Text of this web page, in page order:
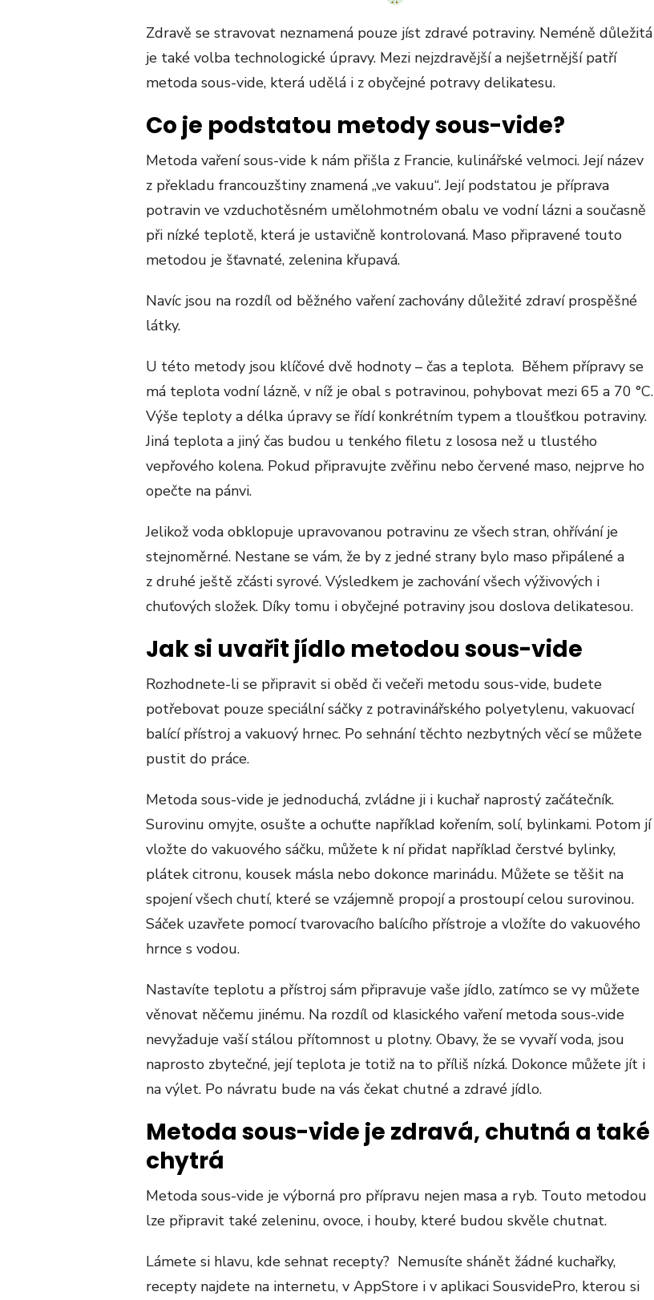
Zdravě se stravovat neznamená pouze jíst zdravé potraviny. Neméně důležitá
je také volba technologické úpravy. Mezi nejzdravější a nejšetrnější patří
metoda sous-vide, která udělá i z obyčejné potravy delikatesu.
Co je podstatou metody sous-vide?
Metoda vaření sous-vide k nám přišla z Francie, kulinářské velmoci. Její název
z překladu francouzštiny znamená „ve vakuu“. Její podstatou je příprava
potravin ve vzduchotěsném umělohmotném obalu ve vodní lázni a současně
při nízké teplotě, která je ustavičně kontrolovaná. Maso připravené touto
metodou je šťavnaté, zelenina křupavá.
Navíc jsou na rozdíl od běžného vaření zachovány důležité zdraví prospěšné
látky.
U této metody jsou klíčové dvě hodnoty – čas a teplota. Během přípravy se
má teplota vodní lázně, v níž je obal s potravinou, pohybovat mezi 65 a 70 °C.
Výše teploty a délka úpravy se řídí konkrétním typem a tloušťkou potraviny.
Jiná teplota a jiný čas budou u tenkého filetu z lososa než u tlustého
vepřového kolena. Pokud připravujte zvěřinu nebo červené maso, nejprve ho
opečte na pánvi.
Jelikož voda obklopuje upravovanou potravinu ze všech stran, ohřívání je
stejnoměrné. Nestane se vám, že by z jedné strany bylo maso připálené a
z druhé ještě zčásti syrové. Výsledkem je zachování všech výživových i
chuťových složek. Díky tomu i obyčejné potraviny jsou doslova delikatesou.
Jak si uvařit jídlo metodou sous-vide
Rozhodnete-li se připravit si oběd či večeři metodu sous-vide, budete
potřebovat pouze speciální sáčky z potravinářského polyetylenu, vakuovací
balící přístroj a vakuový hrnec. Po sehnání těchto nezbytných věcí se můžete
pustit do práce.
Metoda sous-vide je jednoduchá, zvládne ji i kuchař naprostý začátečník.
Surovinu omyjte, osušte a ochuťte například kořením, solí, bylinkami. Potom jí
vložte do vakuového sáčku, můžete k ní přidat například čerstvé bylinky,
plátek citronu, kousek másla nebo dokonce marinádu. Můžete se těšit na
spojení všech chutí, které se vzájemně propojí a prostoupí celou surovinou.
Sáček uzavřete pomocí tvarovacího balícího přístroje a vložíte do vakuového
hrnce s vodou.
Nastavíte teplotu a přístroj sám připravuje vaše jídlo, zatímco se vy můžete
věnovat něčemu jinému. Na rozdíl od klasického vaření metoda sous-.vide
nevyžaduje vaší stálou přítomnost u plotny. Obavy, že se vyvaří voda, jsou
naprosto zbytečné, její teplota je totiž na to příliš nízká. Dokonce můžete jít i
na výlet. Po návratu bude na vás čekat chutné a zdravé jídlo.
Metoda sous-vide je zdravá, chutná a také
chytrá
Metoda sous-vide je výborná pro přípravu nejen masa a ryb. Touto metodou
lze připravit také zeleninu, ovoce, i houby, které budou skvěle chutnat.
Lámete si hlavu, kde sehnat recepty? Nemusíte shánět žádné kuchařky,
recepty najdete na internetu, v AppStore i v aplikaci SousvidePro, kterou si